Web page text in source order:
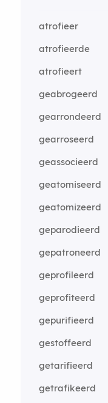
atrofieer
atrofieerde
atrofieert
geabrogeerd
gearrondeerd
gearroseerd
geassocieerd
geatomiseerd
geatomizeerd
geparodieerd
gepatroneerd
geprofileerd
geprofiteerd
gepurifieerd
gestoffeerd
getarifieerd
getrafikeerd